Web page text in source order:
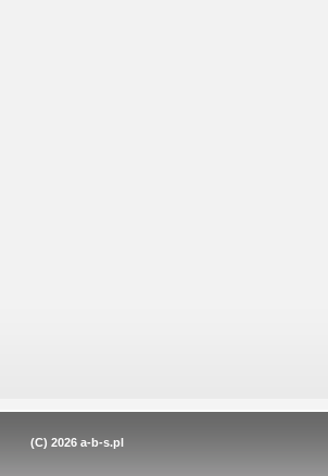
(C) 2026 a-b-s.pl